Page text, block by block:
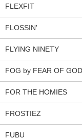
FLEXFIT
FLOSSIN'
FLYING NINETY
FOG by FEAR OF GOD
FOR THE HOMIES
FROSTIEZ
FUBU